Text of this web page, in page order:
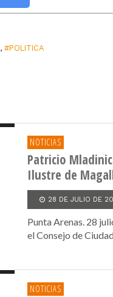
,#POLITICA
NOTICIAS
Patricio
Ilustre de
28 DE JULIO DE
Punta Arenas. 28
el Consejo de
NOTICIAS